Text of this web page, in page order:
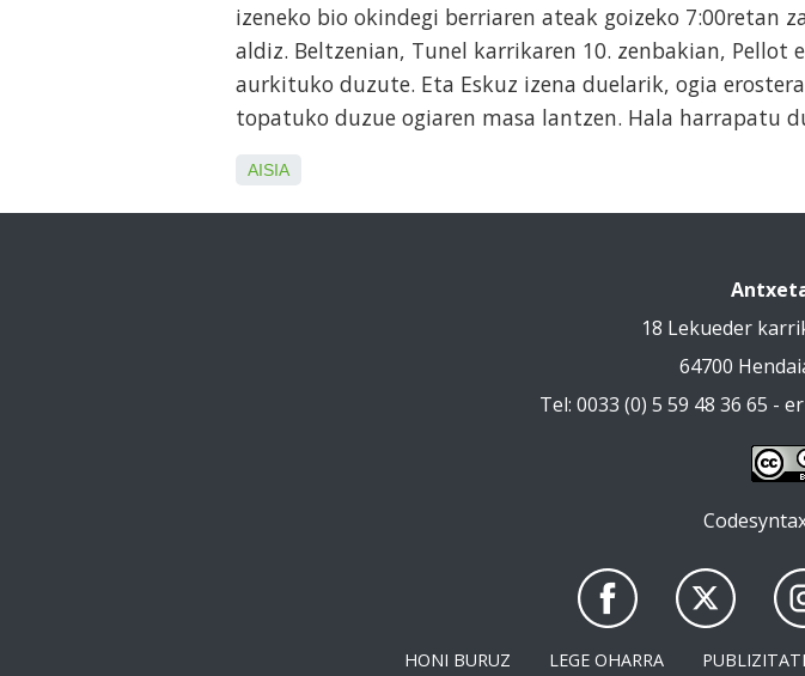
izeneko bio okindegi berriaren ateak goizeko 7:00retan
aldiz. Beltzenian, Tunel karrikaren 10. zenbakian, Pellot
aurkituko duzute. Eta Eskuz izena duelarik, ogia
topatuko duzue ogiaren masa lantzen. Hala harrapatu
AISIA
18 Lekueder
64700
Tel: 0033 (0) 5 59 48 36 65 -
HONI BURUZ LEGE OHARRA